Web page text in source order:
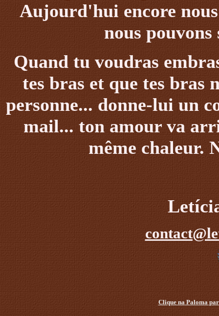
Aujourd'hui encore
nous
Quandtu voudras
tes bras et que tes bras
personne... donne-lui un
mail...ton amour va
même chaleur.
Clique na Paloma